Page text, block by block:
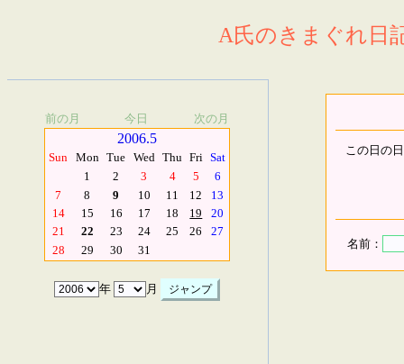
A氏のきまぐれ日
前の月 今日 次の月
2006.5
Sun Mon Tue Wed Thu Fri Sat
1
2 3 4 5
6
7
8 9 10 11 12
13
14
15 16 17 18 19
20
21
22 23 24 25 26
27
28
29 30 31
年 月
この日の
名前：